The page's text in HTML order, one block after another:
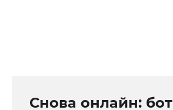
Снова онлайн: бот